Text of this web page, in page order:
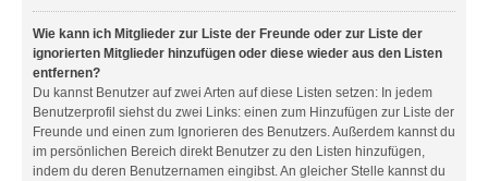
Wie kann ich Mitglieder zur Liste der Freunde oder zur Liste der
ignorierten Mitglieder hinzufügen oder diese wieder aus den Listen
entfernen?
Du kannst Benutzer auf zwei Arten auf diese Listen setzen: In jedem
Benutzerprofil siehst du zwei Links: einen zum Hinzufügen zur Liste der
Freunde und einen zum Ignorieren des Benutzers. Außerdem kannst du
im persönlichen Bereich direkt Benutzer zu den Listen hinzufügen,
indem du deren Benutzernamen eingibst. An gleicher Stelle kannst du